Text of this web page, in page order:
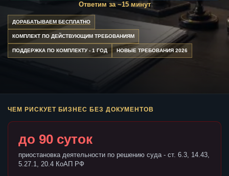
Ответим за ~15 минут
ДОРАБАТЫВАЕМ БЕСПЛАТНО
КОМПЛЕКТ ПО ДЕЙСТВУЮЩИМ ТРЕБОВАНИЯМ
ПОДДЕРЖКА ПО КОМПЛЕКТУ - 1 ГОД НОВЫЕ ТРЕБОВАНИЯ 2026
ЧЕМ РИСКУЕТ БИЗНЕС БЕЗ ДОКУМЕНТОВ
до 90 суток
приостановка деятельности по решению суда - ст. 6.3, 14.43,
5.27.1, 20.4 КоАП РФ